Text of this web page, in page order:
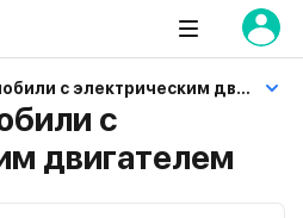
Новые автомобили с электрическим двигателем
с
двигателем